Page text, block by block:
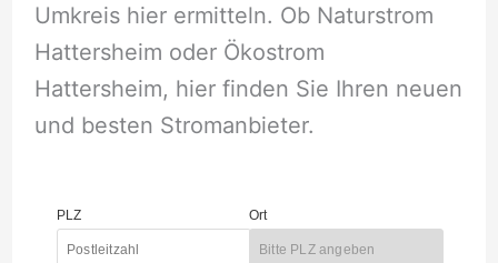
Umkreis hier ermitteln. Ob Naturstrom
Hattersheim oder Ökostrom
Hattersheim, hier finden Sie Ihren neuen
und besten Stromanbieter.